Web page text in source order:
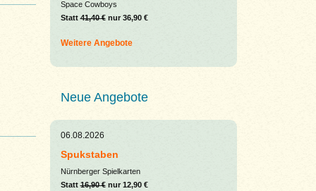
Space Cowboys
Statt41,40 €nur 36,90 €
Weitere Angebote
Neue Angebote
06.08.2026
Spukstaben
Nürnberger Spielkarten
Statt16,90 €nur 12,90 €